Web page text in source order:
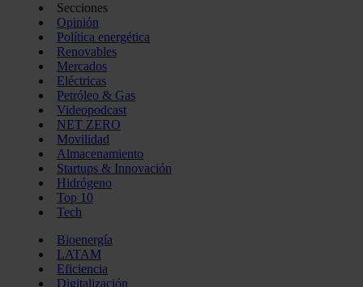
Secciones
Opinión
Política energética
Renovables
Mercados
Eléctricas
Petróleo & Gas
Videopodcast
NET ZERO
Movilidad
Almacenamiento
Startups & Innovación
Hidrógeno
Top 10
Tech
Bioenergía
LATAM
Eficiencia
Digitalización